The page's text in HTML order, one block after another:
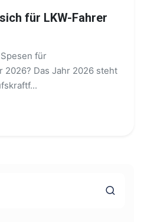
für LKW-Fahrer
für
2026? Das Jahr 2026 steht